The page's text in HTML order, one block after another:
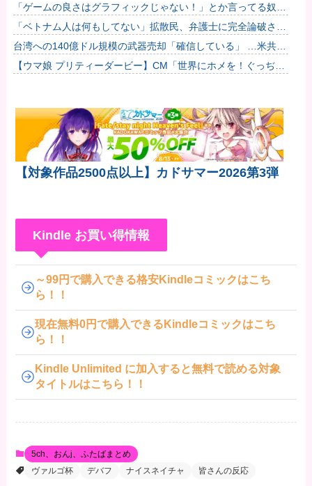
「ゲームの良さはグラフィックじゃない！」とか言ってる奴っ
てグラセフ6やりたくないの？他
「ベトナム人は何もしてない」拡散民、弁護士に完全論破され
るｗｗｗｗｗｗｗ
台湾への140億ドル規模の武器売却「確信している」 …米共和
党重鎮、マコール議員が表明！
【ウマ娘 プリティーダービー】CM「世界にホメを！ぐっぢょ
【対象作品2500点以上】カドサマー2026第3弾
Kindle お買い得情報
～99円で購入できる格安Kindleコミックはこち
ら！！
現在無料0円で購入できるKindleコミックはこち
ら！！
Kindle Unlimited に加入すると無料で読める対象
タイトルはこちら！！
5ch、おんj、ふたばまとめ
ヴァルゴ杯
デバフ ナイスネイチャ 皆さんの反応